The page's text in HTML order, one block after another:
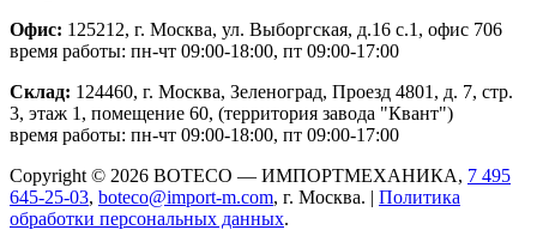
Офис: 125212, г. Москва, ул. Выборгская, д.16 с.1, офис 706
время работы: пн-чт 09:00-18:00, пт 09:00-17:00
Склад: 124460, г. Москва, Зеленоград, Проезд 4801, д. 7, стр.
3, этаж 1, помещение 60, (территория завода "Квант")
время работы: пн-чт 09:00-18:00, пт 09:00-17:00
Copyright © 2026 BOTECO — ИМПОРТМЕХАНИКА, 7 495
645-25-03, boteco@import-m.com, г. Москва. | Политика
обработки персональных данных.